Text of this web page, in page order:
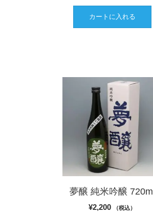
カートに入れる
夢醸 純米吟醸 720ml
¥2,200 （税込）